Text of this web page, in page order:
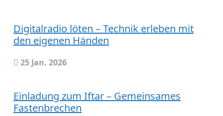
Digitalradio löten – Technik erleben mit
den eigenen Händen
25 Jan. 2026
Einladung zum Iftar – Gemeinsames
Fastenbrechen